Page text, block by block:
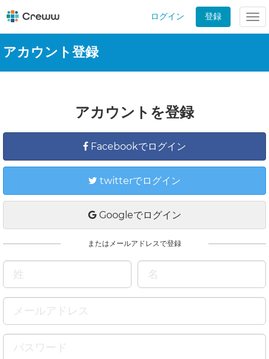
ログイン 登録
アカウント登録
アカウントを登録
Facebookでログイン
twitterでログイン
Googleでログイン
またはメールアドレスで登録